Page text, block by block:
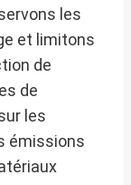
les
et limitons
de
de
les
émissions